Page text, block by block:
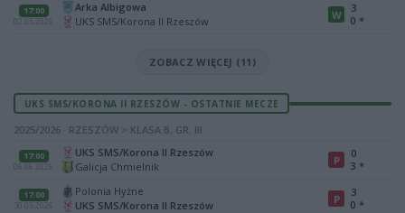
17:00
02.05.2026
Arka Albigowa
UKS SMS/Korona II Rzeszów
W
3
0 *
ZOBACZ WIĘCEJ (11)
UKS SMS/KORONA II RZESZÓW - OSTATNIE MECZE
2025/2026 · RZESZÓW > KLASA B, GR. III
17:00
06.06.2026
UKS SMS/Korona II Rzeszów
Galicja Chmielnik
P
0
3 *
17:00
30.05.2026
Polonia Hyżne
UKS SMS/Korona II Rzeszów
P
3
0 *